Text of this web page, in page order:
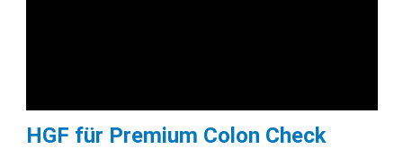
HGF für Premium Colon Check